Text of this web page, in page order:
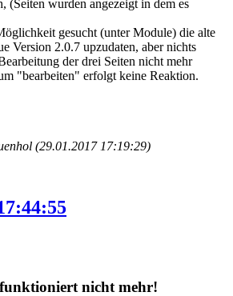
(Seiten wurden angezeigt in dem es
gesucht (unter Module) die alte
Version 2.0.7 upzudaten, aber nichts
der drei Seiten nicht mehr
"bearbeiten" erfolgt keine Reaktion.
(29.01.2017 17:19:29)
nicht mehr!